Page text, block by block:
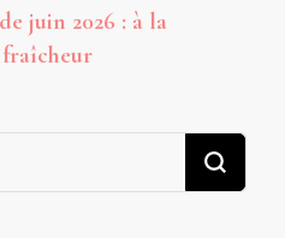
juin 2026 : à la